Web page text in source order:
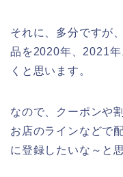
それに、多分ですが
品を2020年、2021
くと思います。
なので、クーポンや
お店のラインなどで
に登録したいな～と